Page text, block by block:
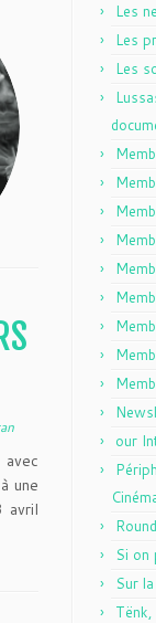
une
avril
Les
Les
Les
our
Si on
Sur